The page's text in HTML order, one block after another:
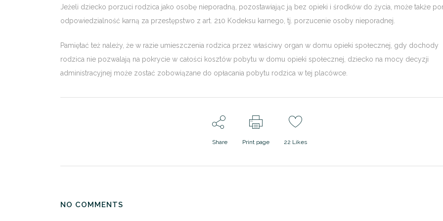
Jeżeli dziecko porzuci rodzica jako osobę nieporadną, pozostawiając ją bez opieki i środków do życia, może także
odpowiedzialność karną za przestępstwo z art. 210 Kodeksu karnego, tj. porzucenie osoby nieporadnej.
Pamiętać też należy, że w razie umieszczenia rodzica przez właściwy organ w domu opieki społecznej, gdy dochody
rodzica nie pozwalają na pokrycie w całości kosztów pobytu w domu opieki społecznej, dziecko na mocy decyzji
administracyjnej może zostać zobowiązane do opłacania pobytu rodzica w tej placówce.
Share Print page 22 Likes
NO COMMENTS